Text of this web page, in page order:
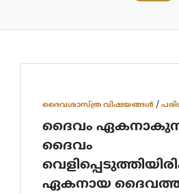
ദൈവശാസ്ത്ര വിഷയങ്ങള്‍ /
ദൈവം
ദൈവം
ഏകനായ